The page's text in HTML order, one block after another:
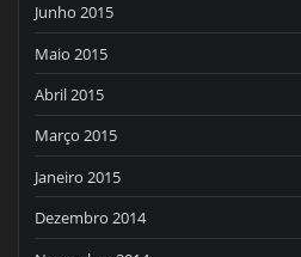
Junho 2015
Maio 2015
Abril 2015
Março 2015
Janeiro 2015
Dezembro 2014